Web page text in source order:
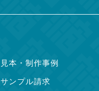
見本・制作事例
サンプル請求